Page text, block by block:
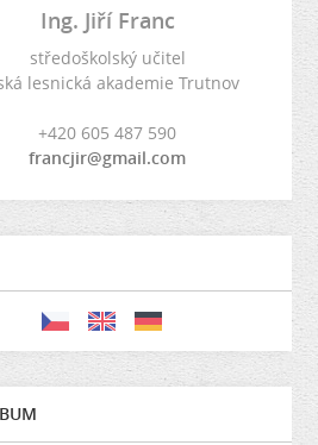
Ing. Jiří Franc
středoškolský učitel
lesnická akademie Trutnov
+420 605 487 590
francjir@gmail.com